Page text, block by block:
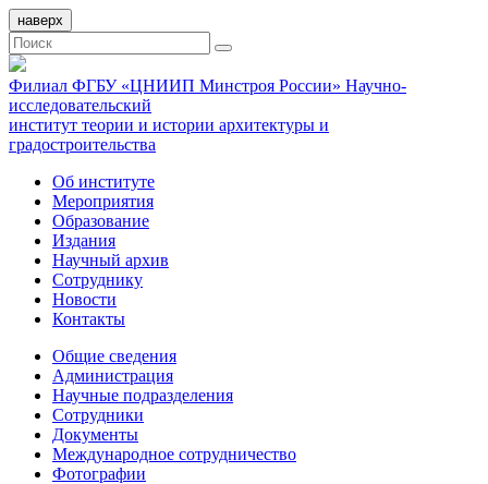
наверх
Филиал ФГБУ «ЦНИИП Минстроя России» Научно-
исследовательский
институт теории и истории архитектуры и
градостроительства
Об институте
Мероприятия
Образование
Издания
Научный архив
Сотруднику
Новости
Контакты
Общие сведения
Администрация
Научные подразделения
Сотрудники
Документы
Международное сотрудничество
Фотографии